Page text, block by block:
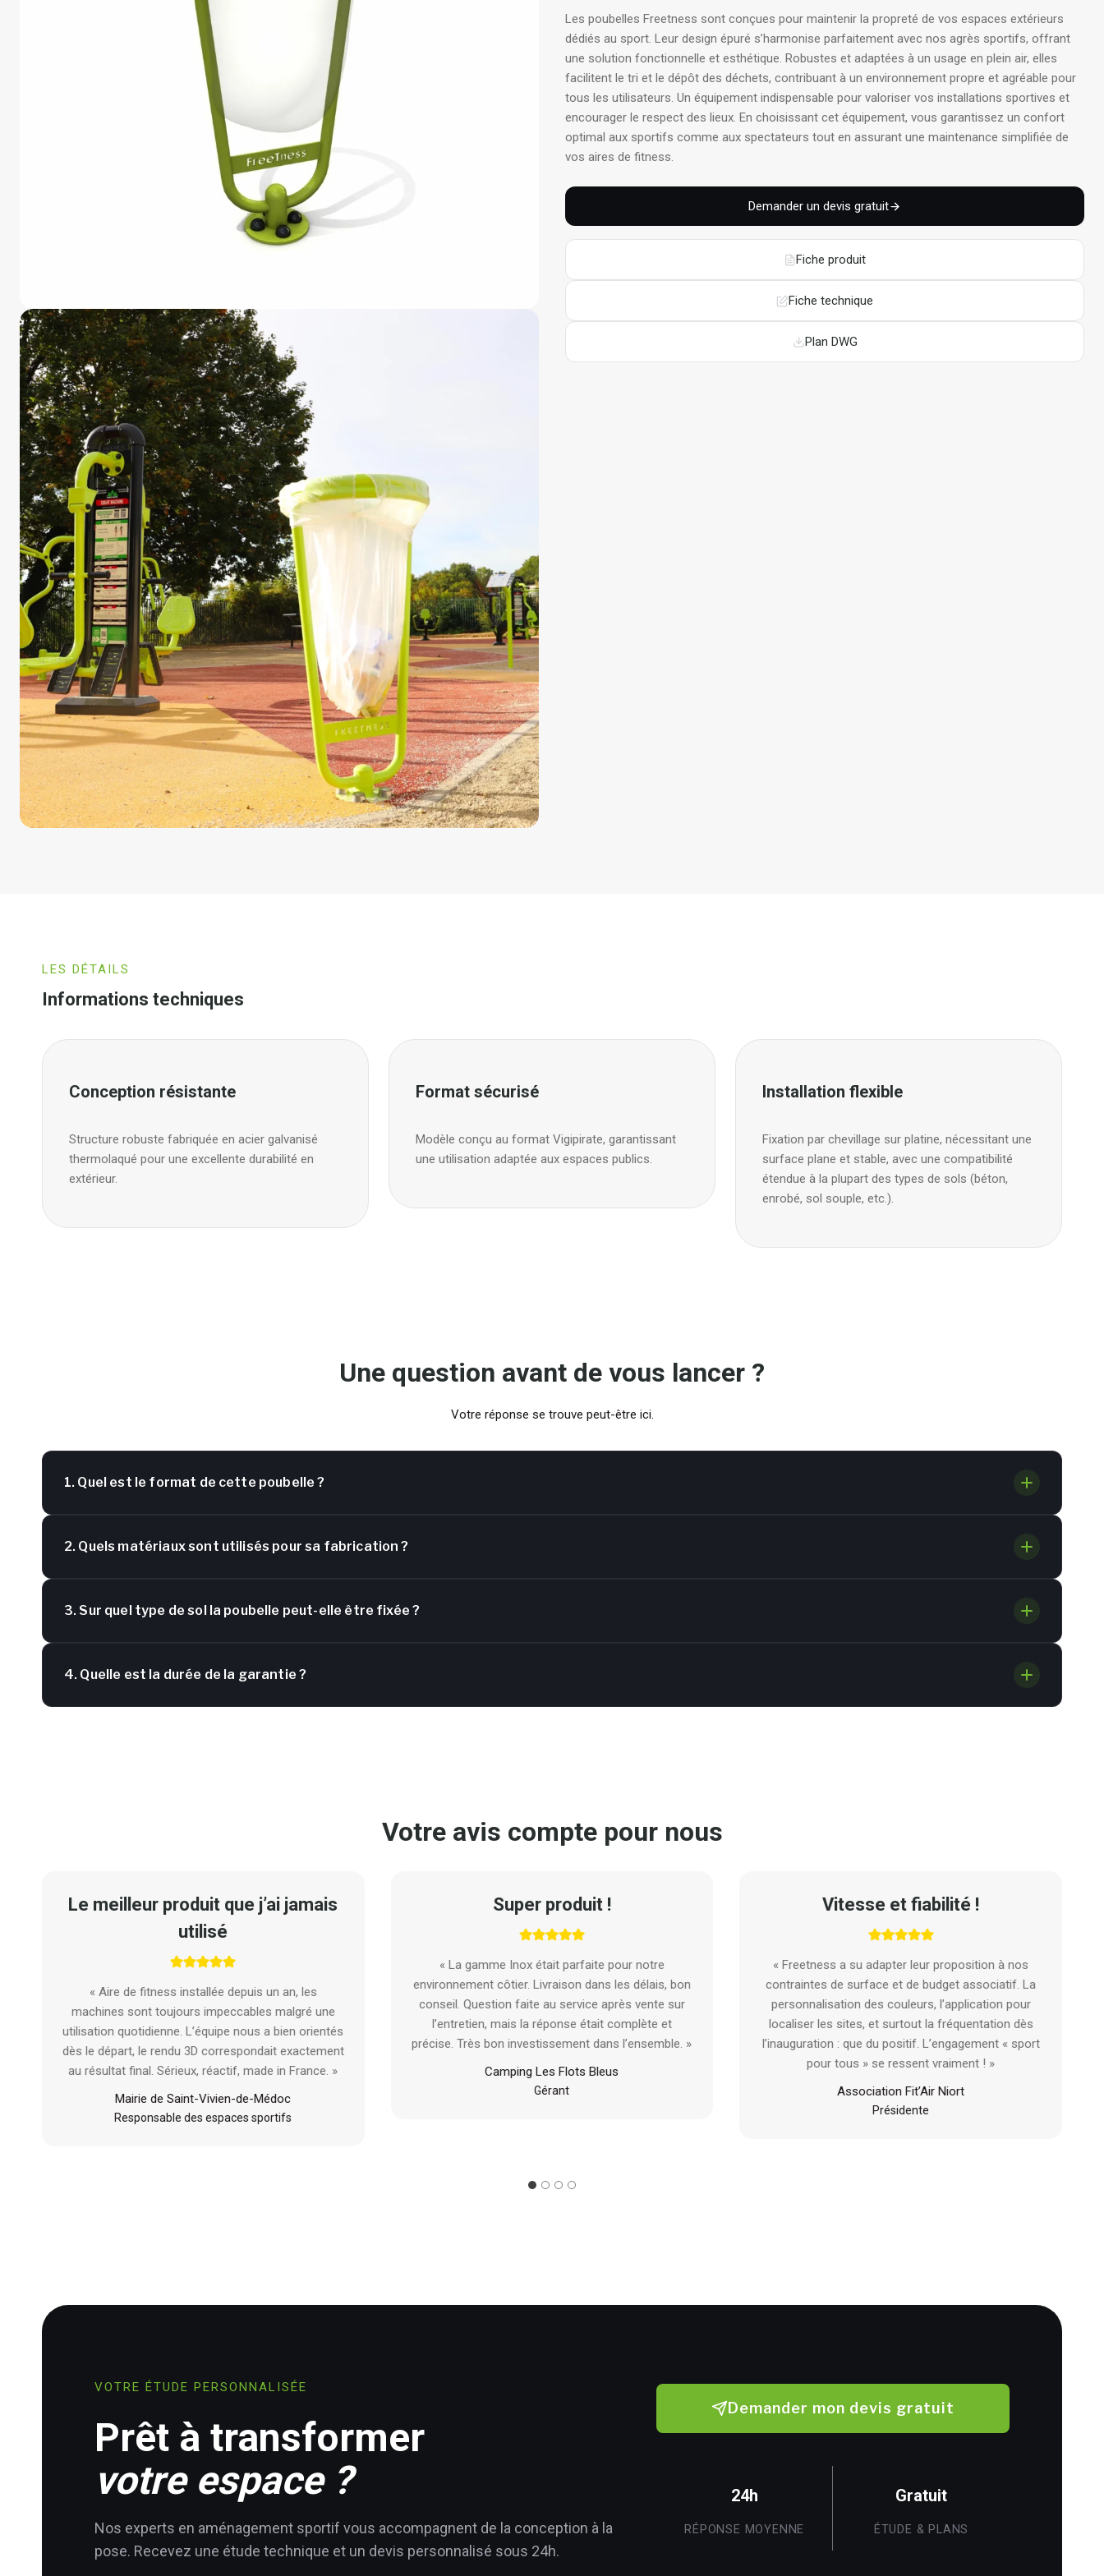
Les poubelles Freetness sont conçues pour maintenir la propreté de vos espaces extérieurs
dédiés au sport. Leur design épuré s’harmonise parfaitement avec nos agrès sportifs, offrant
une solution fonctionnelle et esthétique. Robustes et adaptées à un usage en plein air, elles
facilitent le tri et le dépôt des déchets, contribuant à un environnement propre et agréable pour
tous les utilisateurs. Un équipement indispensable pour valoriser vos installations sportives et
encourager le respect des lieux. En choisissant cet équipement, vous garantissez un confort
optimal aux sportifs comme aux spectateurs tout en assurant une maintenance simplifiée de
vos aires de fitness.
Demander un devis gratuit
Fiche produit
Fiche technique
Plan DWG
LES DÉTAILS
Informations techniques
Conception résistante
Structure robuste fabriquée en acier galvanisé
thermolaqué pour une excellente durabilité en
extérieur.
Format sécurisé
Modèle conçu au format Vigipirate, garantissant
une utilisation adaptée aux espaces publics.
Installation flexible
Fixation par chevillage sur platine, nécessitant une
surface plane et stable, avec une compatibilité
étendue à la plupart des types de sols (béton,
enrobé, sol souple, etc.).
Une question avant de vous lancer ?
Votre réponse se trouve peut-être ici.
1. Quel est le format de cette poubelle ?
2. Quels matériaux sont utilisés pour sa fabrication ?
3. Sur quel type de sol la poubelle peut-elle être fixée ?
4. Quelle est la durée de la garantie ?
Votre avis compte pour nous
Le meilleur produit que j’ai jamais
utilisé
« Aire de fitness installée depuis un an, les
machines sont toujours impeccables malgré une
utilisation quotidienne. L’équipe nous a bien orientés
dès le départ, le rendu 3D correspondait exactement
au résultat final. Sérieux, réactif, made in France. »
Mairie de Saint-Vivien-de-Médoc
Responsable des espaces sportifs
Super produit !
« La gamme Inox était parfaite pour notre
environnement côtier. Livraison dans les délais, bon
conseil. Question faite au service après vente sur
l’entretien, mais la réponse était complète et
précise. Très bon investissement dans l’ensemble. »
Camping Les Flots Bleus
Gérant
Vitesse et fiabilité !
« Freetness a su adapter leur proposition à nos
contraintes de surface et de budget associatif. La
personnalisation des couleurs, l’application pour
localiser les sites, et surtout la fréquentation dès
l’inauguration : que du positif. L’engagement « sport
pour tous » se ressent vraiment ! »
Association Fit’Air Niort
Présidente
VOTRE ÉTUDE PERSONNALISÉE
Prêt à transformer
votre espace ?
Nos experts en aménagement sportif vous accompagnent de la conception à la
pose. Recevez une étude technique et un devis personnalisé sous 24h.
Demander mon devis gratuit
24h
RÉPONSE MOYENNE
Gratuit
ÉTUDE & PLANS